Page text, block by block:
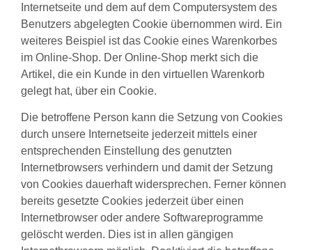
Internetseite und dem auf dem Computersystem des
Benutzers abgelegten Cookie übernommen wird. Ein
weiteres Beispiel ist das Cookie eines Warenkorbes
im Online-Shop. Der Online-Shop merkt sich die
Artikel, die ein Kunde in den virtuellen Warenkorb
gelegt hat, über ein Cookie.
Die betroffene Person kann die Setzung von Cookies
durch unsere Internetseite jederzeit mittels einer
entsprechenden Einstellung des genutzten
Internetbrowsers verhindern und damit der Setzung
von Cookies dauerhaft widersprechen. Ferner können
bereits gesetzte Cookies jederzeit über einen
Internetbrowser oder andere Softwareprogramme
gelöscht werden. Dies ist in allen gängigen